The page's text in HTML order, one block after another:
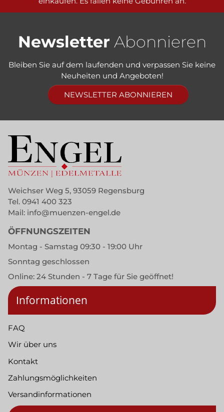
Newsletter Abonnieren
Bleiben Sie auf dem laufenden und verpassen Sie keine
Neuheiten und Angeboten!
NEWSLETTER ABONNIEREN
Weichser Weg 5, 93059 Regensburg
Tel. 0941 400 323
Mail: info@muenzen-engel.de
ÖFFNUNGSZEITEN
Montag - Samstag 09:30 - 19:00 Uhr
Sonntag geschlossen
Online: 24 Stunden - 7 Tage für Sie geöffnet!
Informationen
FAQ
Wir über uns
Kontakt
Zahlungsmöglichkeiten
Versandinformationen